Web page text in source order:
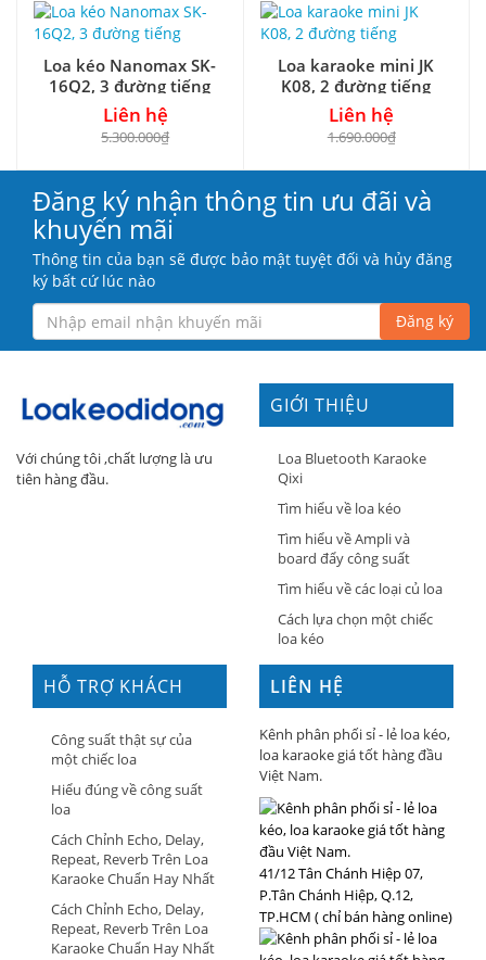
Loa kéo Nanomax SK-
16Q2, 3 đường tiếng
Liên hệ
5.300.000₫
Loa karaoke mini JK
K08, 2 đường tiếng
Liên hệ
1.690.000₫
Đăng ký nhận thông tin ưu đãi và
khuyến mãi
Thông tin của bạn sẽ được bảo mật tuyệt đối và hủy đăng
ký bất cứ lúc nào
Đăng ký
Với chúng tôi ,chất lượng là ưu
tiên hàng đầu.
GIỚI THIỆU
Loa Bluetooth Karaoke
Qixi
Tìm hiểu về loa kéo
Tìm hiểu về Ampli và
board đẩy công suất
Tìm hiểu về các loại củ loa
Cách lựa chọn một chiếc
loa kéo
HỖ TRỢ KHÁCH
HÀNG
Công suất thật sự của
một chiếc loa
Hiểu đúng về công suất
loa
Cách Chỉnh Echo, Delay,
Repeat, Reverb Trên Loa
Karaoke Chuẩn Hay Nhất
Cách Chỉnh Echo, Delay,
Repeat, Reverb Trên Loa
Karaoke Chuẩn Hay Nhất
LIÊN HỆ
Kênh phân phối sỉ - lẻ loa kéo,
loa karaoke giá tốt hàng đầu
Việt Nam.
41/12 Tân Chánh Hiệp 07,
P.Tân Chánh Hiệp, Q.12,
TP.HCM ( chỉ bán hàng online)